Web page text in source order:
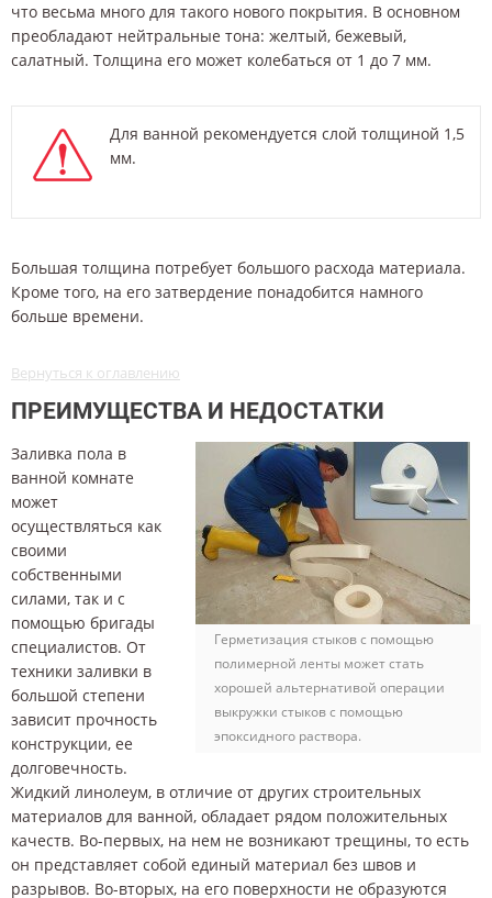
что весьма много для такого нового покрытия. В основном
преобладают нейтральные тона: желтый, бежевый,
салатный. Толщина его может колебаться от 1 до 7 мм.
Для ванной рекомендуется слой толщиной 1,5
мм.
Большая толщина потребует большого расхода материала.
Кроме того, на его затвердение понадобится намного
больше времени.
Вернуться к оглавлению
ПРЕИМУЩЕСТВА И НЕДОСТАТКИ
Герметизация стыков с помощью
полимерной ленты может стать
хорошей альтернативой операции
выкружки стыков с помощью
эпоксидного раствора.
Заливка пола в
ванной комнате
может
осуществляться как
своими
собственными
силами, так и с
помощью бригады
специалистов. От
техники заливки в
большой степени
зависит прочность
конструкции, ее
долговечность.
Жидкий линолеум, в отличие от других строительных
материалов для ванной, обладает рядом положительных
качеств. Во-первых, на нем не возникают трещины, то есть
он представляет собой единый материал без швов и
разрывов. Во-вторых, на его поверхности не образуются